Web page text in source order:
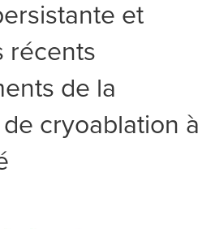
et
récents
de la
cryoablation à